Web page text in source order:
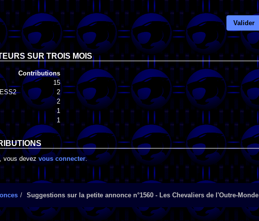
Valider
SUR TROIS MOIS
Contributions
15
2
2
1
1
vous devezvous connecter.
Suggestions sur la petite annonce n°1560 - Les Chevaliers de l'Outre-Monde